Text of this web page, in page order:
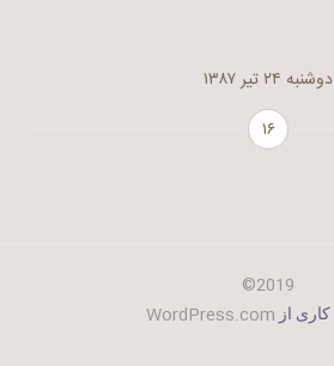
دوشنبه ۲۴ تیر ۱۳۸۷
۱۶
2019©
WordPress.com